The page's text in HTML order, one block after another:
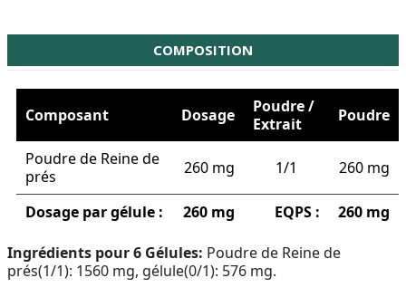
COMPOSITION
Composant Dosage
Poudre /
Extrait
Poudre
Poudre de Reine de
prés
260 mg 1/1 260 mg
Dosage par gélule : 260 mg EQPS : 260 mg
Ingrédients pour 6 Gélules: Poudre de Reine de
prés(1/1): 1560 mg, gélule(0/1): 576 mg.